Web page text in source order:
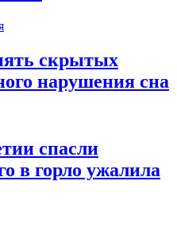
скрытых
нарушения сна
спасли
в горло ужалила